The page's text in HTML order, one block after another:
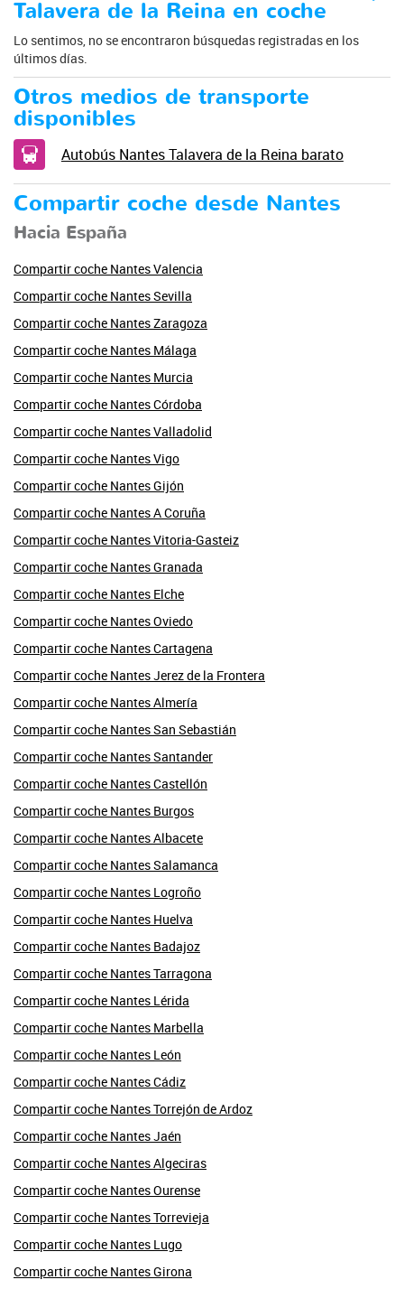
Talavera de la Reina en coche
Lo sentimos, no se encontraron búsquedas registradas en los
últimos días.
Otros medios de transporte
disponibles
Autobús Nantes Talavera de la Reina barato
Compartir coche desde Nantes
Hacia España
Compartir coche Nantes Valencia
Compartir coche Nantes Sevilla
Compartir coche Nantes Zaragoza
Compartir coche Nantes Málaga
Compartir coche Nantes Murcia
Compartir coche Nantes Córdoba
Compartir coche Nantes Valladolid
Compartir coche Nantes Vigo
Compartir coche Nantes Gijón
Compartir coche Nantes A Coruña
Compartir coche Nantes Vitoria-Gasteiz
Compartir coche Nantes Granada
Compartir coche Nantes Elche
Compartir coche Nantes Oviedo
Compartir coche Nantes Cartagena
Compartir coche Nantes Jerez de la Frontera
Compartir coche Nantes Almería
Compartir coche Nantes San Sebastián
Compartir coche Nantes Santander
Compartir coche Nantes Castellón
Compartir coche Nantes Burgos
Compartir coche Nantes Albacete
Compartir coche Nantes Salamanca
Compartir coche Nantes Logroño
Compartir coche Nantes Huelva
Compartir coche Nantes Badajoz
Compartir coche Nantes Tarragona
Compartir coche Nantes Lérida
Compartir coche Nantes Marbella
Compartir coche Nantes León
Compartir coche Nantes Cádiz
Compartir coche Nantes Torrejón de Ardoz
Compartir coche Nantes Jaén
Compartir coche Nantes Algeciras
Compartir coche Nantes Ourense
Compartir coche Nantes Torrevieja
Compartir coche Nantes Lugo
Compartir coche Nantes Girona